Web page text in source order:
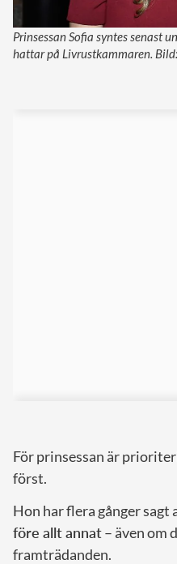
Prinsessan Sofia syntes senast
hattar på Livrustkammaren.
För prinsessan är
först.
Hon har flera gånger
före allt annat– även om
framträdanden.